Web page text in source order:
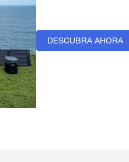
DESCUBRA AHORA